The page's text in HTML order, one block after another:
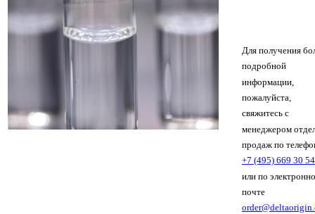
Для получения
подробной
информации,
пожалуйста,
свяжитесь с
менеджером
продаж по
+7 (495) 669 30 54
или по
почте